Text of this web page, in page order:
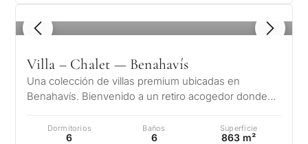
1 / 8
Villa – Chalet — Benahavís
Una colección de villas premium ubicadas en
Benahavís. Bienvenido a un retiro acogedor donde
Dormitorios
6
Baños
6
Superficie
863 m²